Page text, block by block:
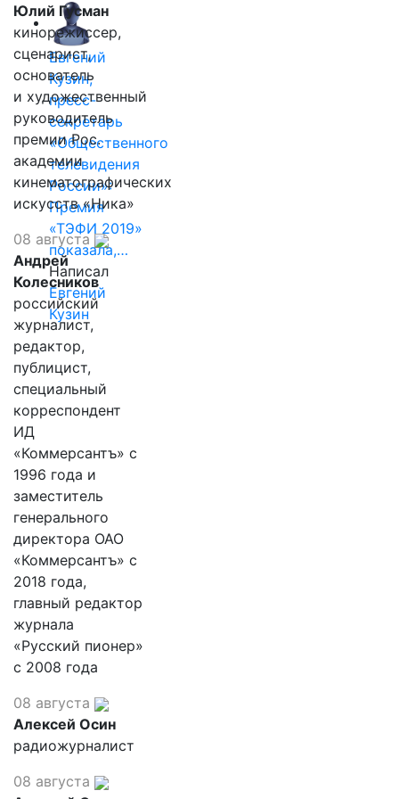
Евгений
Кузин,
пресс-
секретарь
«Общественного
телевидения
России»:
Премия
«ТЭФИ 2019»
показала,…
Написал
Евгений
Кузин
Юлий Гусман
кинорежиссер,
сценарист,
основатель
и художественный
руководитель
премии Рос.
академии
кинематографических
искусств «Ника»
08 августа
Андрей
Колесников
российский
журналист,
редактор,
публицист,
специальный
корреспондент
ИД
«Коммерсантъ» с
1996 года и
заместитель
генерального
директора ОАО
«Коммерсантъ» с
2018 года,
главный редактор
журнала
«Русский пионер»
с 2008 года
08 августа
Алексей Осин
радиожурналист
08 августа